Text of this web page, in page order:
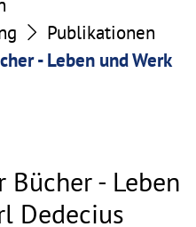
Publikationen
- Leben und Werk
- Leben
Dedecius